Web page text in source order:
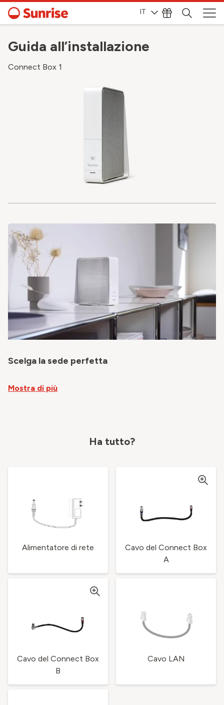
IT
Guida all’installazione
Connect Box 1
Scelga la sede perfetta
Mostra di più
Ha tutto?
Alimentatore di rete
Cavo del Connect Box
A
Cavo del Connect Box
B
Cavo LAN